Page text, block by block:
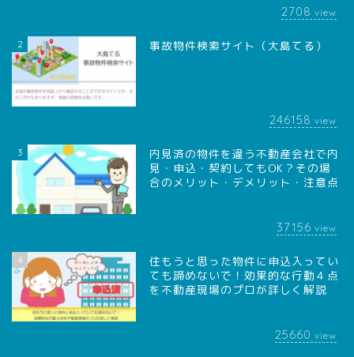
2708 view
2 事故物件検索サイト（大島てる）
246158 view
3
内見済の物件を違う不動産会社で内
見・申込・契約してもOK？その場
合のメリット・デメリット・注意点
37156 view
4
住もうと思った物件に申込入ってい
ても諦めないで！効果的な行動４点
を不動産現場のプロが詳しく解説
25660 view